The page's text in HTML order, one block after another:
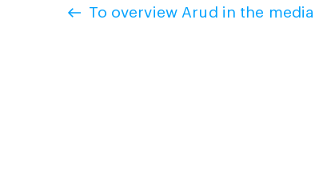
To overview Arud in the media